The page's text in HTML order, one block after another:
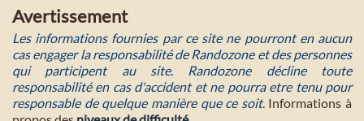
Avertissement
Les informations fournies par ce site ne pourront en aucun
cas engager la responsabilité de Randozone et des personnes
qui participent au site. Randozone décline toute
responsabilité en cas d'accident et ne pourra etre tenu pour
responsable de quelque manière que ce soit. Informations à